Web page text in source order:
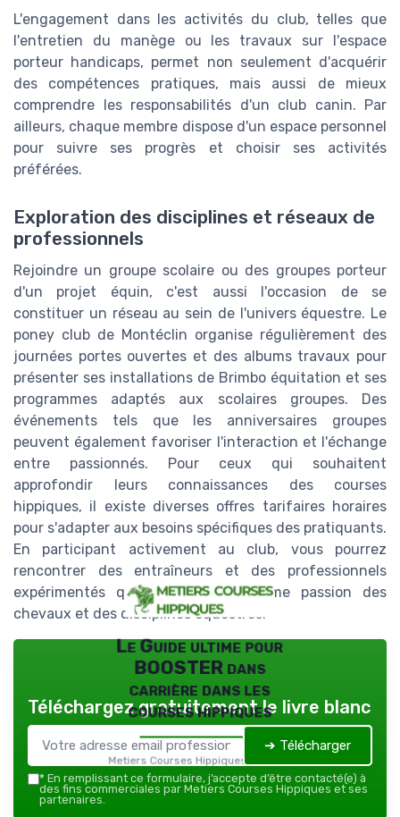
L'engagement dans les activités du club, telles que
l'entretien du manège ou les travaux sur l'espace
porteur handicaps, permet non seulement d'acquérir
des compétences pratiques, mais aussi de mieux
comprendre les responsabilités d'un club canin. Par
ailleurs, chaque membre dispose d'un espace personnel
pour suivre ses progrès et choisir ses activités
préférées.
Exploration des disciplines et réseaux de
professionnels
Rejoindre un groupe scolaire ou des groupes porteur
d'un projet équin, c'est aussi l'occasion de se
constituer un réseau au sein de l'univers équestre. Le
poney club de Montéclin organise régulièrement des
journées portes ouvertes et des albums travaux pour
présenter ses installations de Brimbo équitation et ses
programmes adaptés aux scolaires groupes. Des
événements tels que les anniversaires groupes
peuvent également favoriser l'interaction et l'échange
entre passionnés. Pour ceux qui souhaitent
approfondir leurs connaissances des courses
hippiques, il existe diverses offres tarifaires horaires
pour s'adapter aux besoins spécifiques des pratiquants.
En participant activement au club, vous pourrez
rencontrer des entraîneurs et des professionnels
expérimentés qui partagent la même passion des
chevaux et des disciplines équestres.
Le Guide ultime pour
BOOSTER dans
carrière dans les
courses hippiques
Metiers Courses Hippiques — 2026
Téléchargez gratuitement le livre blanc
➔ Télécharger
* En remplissant ce formulaire, j’accepte d’être contacté(e) à
des fins commerciales par Metiers Courses Hippiques et ses
partenaires.